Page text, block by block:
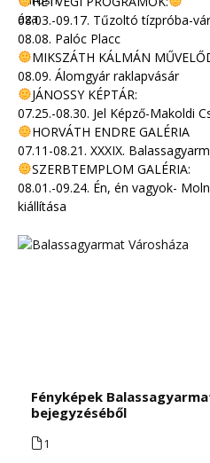
08.03.-09.17. Tűzoltó tízpróba-
08.08. Palóc Placc
MIKSZÁTH KÁLMÁN
08.09. Álomgyár raklapvásár
JÁNOSSY KÉPTÁR:
07.25.-08.30. Jel Képző-Makoldi
HORVÁTH ENDRE GALÉRIA
07.11-08.21. XXXIX.
SZERBTEMPLOM GALÉRIA:
08.01.-09.24. Én, én vagyok-
kiállítása
Fényképek
bejegyzéséből
1